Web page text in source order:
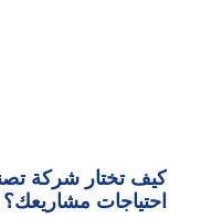
كيف تختار شركة
احتياجات مشاريعك؟